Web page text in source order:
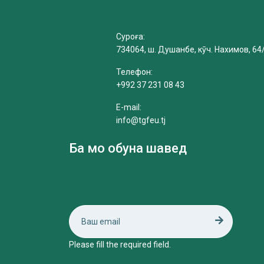
Суроға:
734064, ш. Душанбе, кӯч. Нахимов,
Телефон:
+992 37 231 08 43
E-mail:
info@tgfeu.tj
Ба мо обуна шавед
Please fill the required field.